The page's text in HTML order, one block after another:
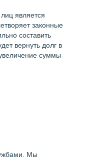
является
законные
составить
вернуть долг в
суммы
Мы